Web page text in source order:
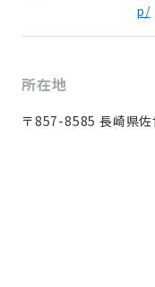
p/
所在地
〒857-8585 長崎県